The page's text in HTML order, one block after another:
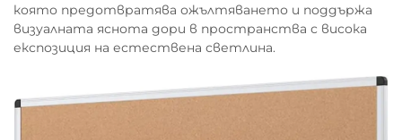
която предотвратява ожълтяването и поддържа
визуалната яснота дори в пространства с висока
експозиция на естествена светлина.